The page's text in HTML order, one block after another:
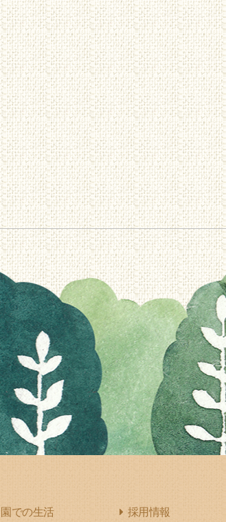
園での生活 採用情報